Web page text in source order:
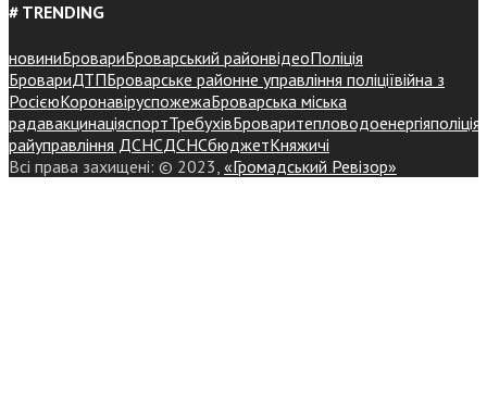
# TRENDING
новиниБровариБроварський районвідеоПоліція
БровариДТПБроварське районне управління поліціївійна з
РосієюКоронавіруспожежаБроварська міська
радавакцинаціяспортТребухівБроваритепловодоенергіяполіція
райуправління ДСНСДСНСбюджетКняжичі
Всі права захищені: © 2023, «Громадський Ревізор»